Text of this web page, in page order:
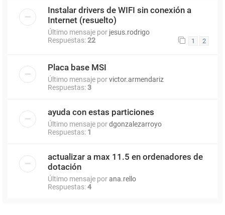
Instalar drivers de WIFI sin conexión a
Internet (resuelto)
Último mensaje por jesus.rodrigo
Respuestas:22 1 2
Placa base MSI
Último mensaje porvictor.armendariz
Respuestas:3
ayuda con estas particiones
Último mensaje pordgonzalezarroyo
Respuestas: 1
actualizar a max 11.5 en ordenadores de
dotación
Último mensaje porana.rello
Respuestas:4